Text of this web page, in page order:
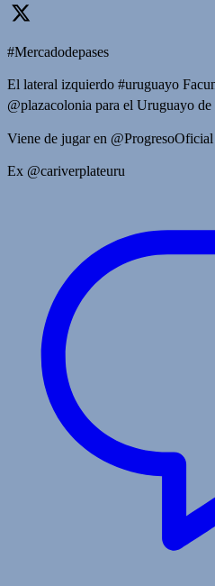
#Mercadodepases
El lateral izquierdo #uruguayo
@plazacolonia para el Uruguayo
Viene de jugar en @ProgresoOficial
Ex @cariverplateuru